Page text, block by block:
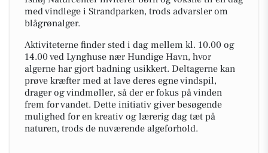
med vindlege i Strandparken, trods advarsler om
blågrønalger.
Aktiviteterne finder sted i dag mellem kl. 10.00 og
14.00 ved Lynghuse nær Hundige Havn, hvor
algerne har gjort badning usikkert. Deltagerne kan
prøve kræfter med at lave deres egne vindspil,
drager og vindmøller, så der er fokus på vinden
frem for vandet. Dette initiativ giver besøgende
mulighed for en kreativ og lærerig dag tæt på
naturen, trods de nuværende algeforhold.